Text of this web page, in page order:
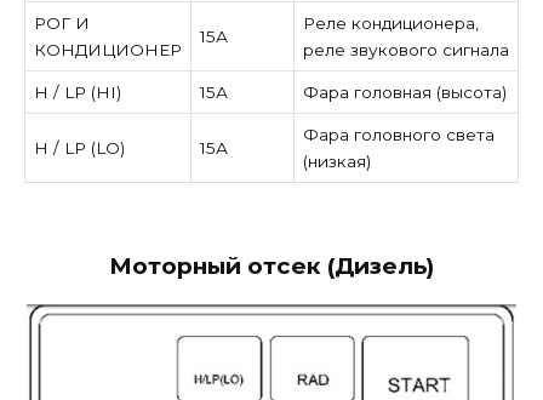
РОГ И
КОНДИЦИОНЕР
15А
Реле кондиционера,
реле звукового сигнала
H / LP (HI) 15А Фара головная (высота)
H / LP (LO) 15А
Фара головного света
(низкая)
Моторный отсек (Дизель)